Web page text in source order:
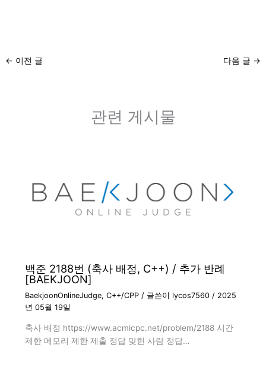
← 이전 글 다음 글 →
관련 게시물
백준 2188번 (축사 배정, C++) / 추가 반례
[BAEKJOON]
BaekjoonOnlineJudge, C++/CPP/ 글쓴이 lycos7560 / 2025
년 05월 19일
축사 배정 https://www.acmicpc.net/problem/2188 시간
제한 메모리 제한 제출 정답 맞힌 사람 정답…